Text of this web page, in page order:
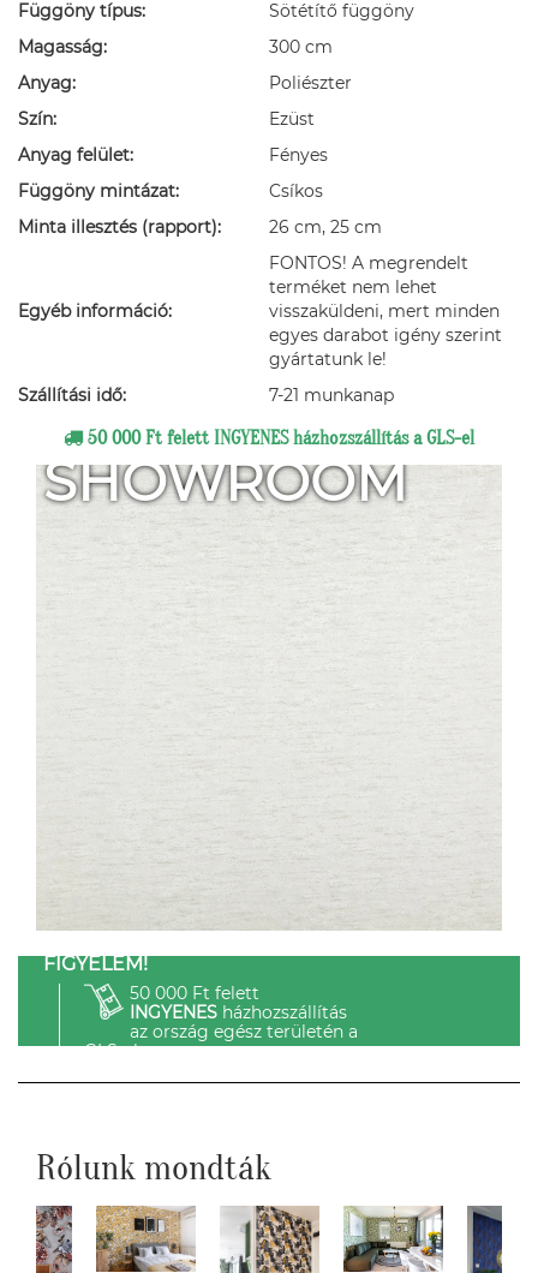
Függöny típus:
Sötétítő függöny
Magasság:
300 cm
Anyag:
Poliészter
Szín:
Ezüst
Anyag felület:
Fényes
Függöny mintázat:
Csíkos
Minta illesztés (rapport):
26 cm, 25 cm
Egyéb információ:
FONTOS! A megrendelt
terméket nem lehet
visszaküldeni, mert minden
egyes darabot igény szerint
gyártatunk le!
Szállítási idő:
7-21 munkanap
50 000 Ft felett INGYENES házhozszállítás a GLS-el
SHOWROOM
FIGYELEM!
50 000 Ft felett
INGYENESházhozszállítás
az ország egész területén a
GLS-el.
Rólunk mondták